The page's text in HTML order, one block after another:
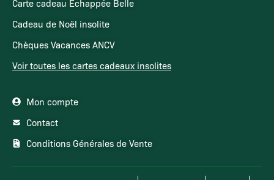
Carte cadeau Echappée Belle
Cadeau de Noël insolite
Chèques Vacances ANCV
Voir toutes les cartes cadeaux insolites
Mon compte
Contact
Conditions Générales de Vente